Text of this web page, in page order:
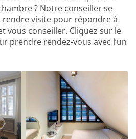
? Notre conseiller se
visite pour répondre à
vous conseiller. Cliquez sur le
prendre rendez-vous avec l’un